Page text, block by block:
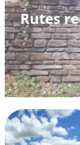
Rutes